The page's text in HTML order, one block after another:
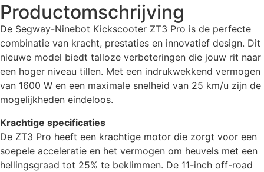
Productomschrijving
De Segway-Ninebot Kickscooter ZT3 Pro is de perfecte
combinatie van kracht, prestaties en innovatief design. Dit
nieuwe model biedt talloze verbeteringen die jouw rit naar
een hoger niveau tillen. Met een indrukwekkend vermogen
van 1600 W en een maximale snelheid van 25 km/u zijn de
mogelijkheden eindeloos.
Krachtige specificaties
De ZT3 Pro heeft een krachtige motor die zorgt voor een
soepele acceleratie en het vermogen om heuvels met een
hellingsgraad tot 25% te beklimmen. De 11-inch off-road